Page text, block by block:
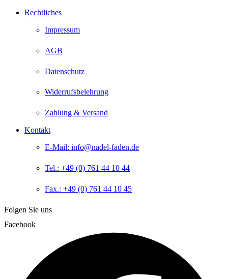
Rechtliches
Impressum
AGB
Datenschutz
Widerrufsbelehrung
Zahlung & Versand
Kontakt
E-Mail: info@nadel-faden.de
Tel.: +49 (0) 761 44 10 44
Fax.: +49 (0) 761 44 10 45
Folgen Sie uns
Facebook